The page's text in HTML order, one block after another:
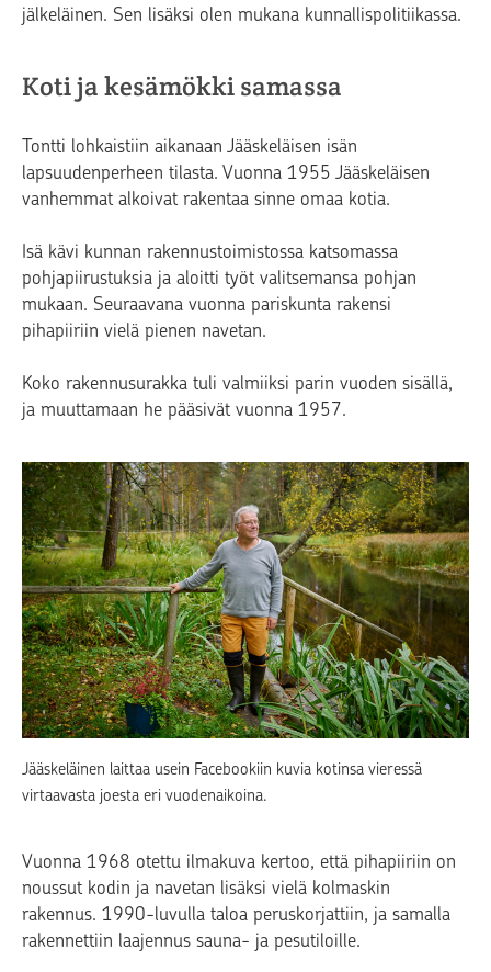
jälkeläinen. Sen lisäksi olen mukana kunnallispolitiikassa.
Koti ja kesämökki samassa
Tontti lohkaistiin aikanaan Jääskeläisen isän
lapsuudenperheen tilasta. Vuonna 1955 Jääskeläisen
vanhemmat alkoivat rakentaa sinne omaa kotia.
Isä kävi kunnan rakennustoimistossa katsomassa
pohjapiirustuksia ja aloitti työt valitsemansa pohjan
mukaan. Seuraavana vuonna pariskunta rakensi
pihapiiriin vielä pienen navetan.
Koko rakennusurakka tuli valmiiksi parin vuoden sisällä,
ja muuttamaan he pääsivät vuonna 1957.
Jääskeläinen laittaa usein Facebookiin kuvia kotinsa vieressä
virtaavasta joesta eri vuodenaikoina.
Vuonna 1968 otettu ilmakuva kertoo, että pihapiiriin on
noussut kodin ja navetan lisäksi vielä kolmaskin
rakennus. 1990-luvulla taloa peruskorjattiin, ja samalla
rakennettiin laajennus sauna- ja pesutiloille.